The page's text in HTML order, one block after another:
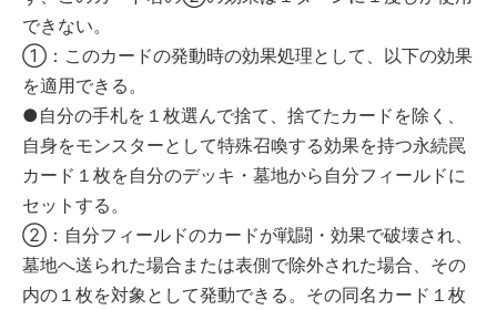
できない。
①：このカードの発動時の効果処理として、以下の効果
を適用できる。
●自分の手札を１枚選んで捨て、捨てたカードを除く、
自身をモンスターとして特殊召喚する効果を持つ永続罠
カード１枚を自分のデッキ・墓地から自分フィールドに
セットする。
②：自分フィールドのカードが戦闘・効果で破壊され、
墓地へ送られた場合または表側で除外された場合、その
内の１枚を対象として発動できる。その同名カード１枚